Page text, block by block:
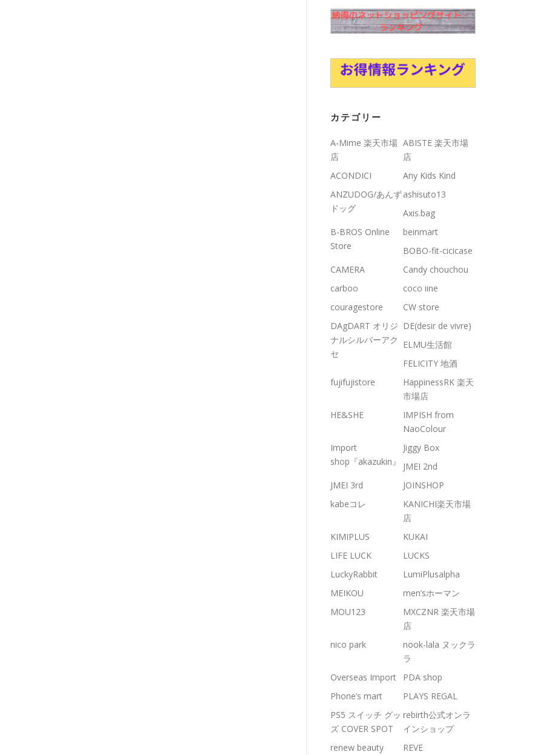
カテゴリー
A-Mime 楽天市場
店
ABISTE 楽天市場
店
ACONDICI
Any Kids Kind
ANZUDOG/あんず
ドッグ
ashisuto13
Axis.bag
B-BROS Online
Store
beinmart
BOBO-fit-cicicase
CAMERA
Candy chouchou
carboo
coco iine
couragestore
CW store
DAgDART オリジ
ナルシルバーアク
セ
DE(desir de vivre)
ELMU生活館
FELICITY 地酒
fujifujistore
HappinessRK 楽天
市場店
HE&SHE
IMPISH from
NaoColour
Import
shop『akazukin』
Jiggy Box
JMEI 2nd
JMEI 3rd
JOINSHOP
kabeコレ
KANICHI楽天市場
店
KIMIPLUS
KUKAI
LIFE LUCK
LUCKS
LuckyRabbit
LumiPlusalpha
MEIKOU
men’sホーマン
MOU123
MXCZNR 楽天市場
店
nico park
nook-lala ヌックラ
ラ
Overseas Import
PDA shop
Phone’s mart
PLAYS REGAL
PS5 スイッチ グッ
ズ COVER SPOT
rebirth公式オンラ
インショップ
renew beauty
REVE